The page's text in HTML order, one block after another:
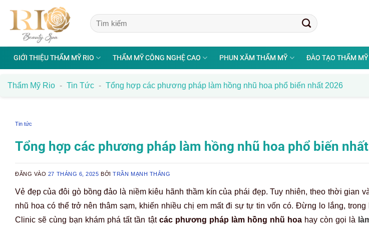
nội
GIỚI THIỆU THẨM MỸ RIO THẨM MỸ CÔNG NGHỆ CAO PHUN XĂM THẨM MỸ ĐÀO TẠO THẨM MỸ
Thẩm Mỹ Rio - Tin Tức - Tổng hợp các phương pháp làm hồng nhũ hoa phổ biến nhất 2026
Tin tức
Tổng hợp các phương pháp làm hồng nhũ hoa phổ biến
ĐĂNG VÀO 27 THÁNG 6, 2025 BỞITRẦN MẠNH THẮNG
Vẻ đẹp của đôi gò bồng đảo là niềm kiêu hãnh thầm kín của phái đẹp. Tuy nhiên, theo thời gian
nhũ hoa có thể trở nên thâm sạm, khiến nhiều chị em mất đi sự tự tin vốn có. Đừng lo lắng, trong
Clinic sẽ cùng bạn khám phá tất tần tật các phương pháp làm hồng nhũ hoa hay còn gọi là